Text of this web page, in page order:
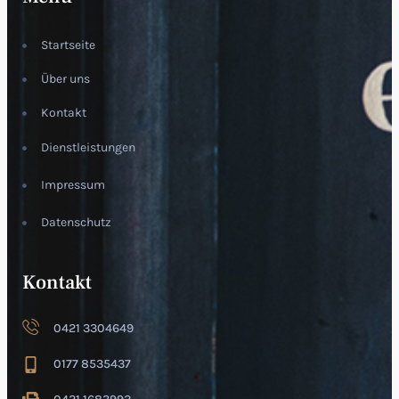
Startseite
Über uns
Kontakt
Dienstleistungen
Impressum
Datenschutz
Kontakt
0421 3304649
0177 8535437